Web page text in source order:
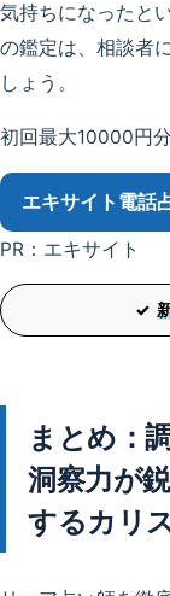
気持ちになったと
の鑑定は、相談者
しょう。
初回最大10000円
エキサイト電話
PR：エキサイト
まとめ：
洞察力が
するカリ